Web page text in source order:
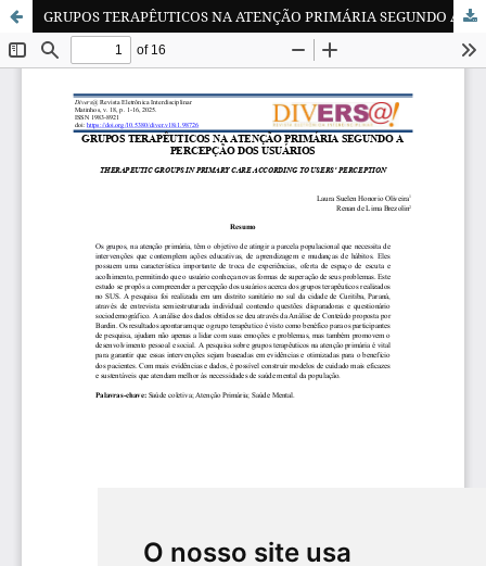
O nosso site usa
GRUPOS TERAPÊUTICOS NA ATENÇÃO PRIMÁRIA SEGUNDO A PERCEPÇÃO DOS USUÁRIOS